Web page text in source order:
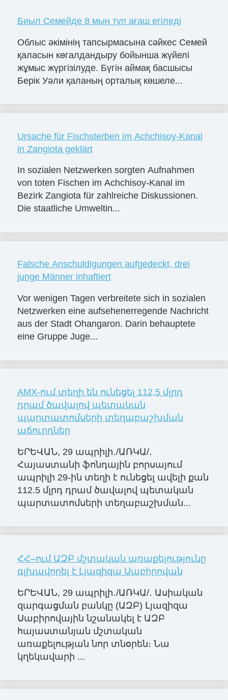
Биыл Семейде 8 мың түп ағаш егіледі
Облыс әкімінің тапсырмасына сәйкес Семей
қаласын көгалдандыру бойынша жүйелі
жұмыс жүргізілуде. Бүгін аймақ басшысы
Берік Уәли қаланың орталық көшеле...
Ursache für Fischsterben im Achchisoy-Kanal
in Zangiota geklärt
In sozialen Netzwerken sorgten Aufnahmen
von toten Fischen im Achchisoy-Kanal im
Bezirk Zangiota für zahlreiche Diskussionen.
Die staatliche Umweltin...
Falsche Anschuldigungen aufgedeckt, drei
junge Männer inhaftiert
Vor wenigen Tagen verbreitete sich in sozialen
Netzwerken eine aufsehenerregende Nachricht
aus der Stadt Ohangaron. Darin behauptete
eine Gruppe Juge...
AMX-ում տեղի են ունեցել 112,5 մլրդ
դրամ ծավալով պետական
պարտատոմսերի տեղաբաշխման
աճուրդներ
ԵՐԵՎԱՆ, 29 ապրիլի․/ԱՌԿԱ/․
Հայաստանի ֆոնդային բորսայում
ապրիլի 29-ին տեղի է ունեցել ավելի քան
112.5 մլրդ դրամ ծավալով պետական
պարտատոմսերի տեղաբաշխման...
ՀՀ–ում ԱԶԲ մշտական առաքելությունը
գլխավորել է Լյազիզա Սաբիրովան
ԵՐԵՎԱՆ, 29 ապրիլի․/ԱՌԿԱ/․ Ասիական
զարգացման բանկը (ԱԶԲ) Լյազիզա
Սաբիրովային նշանակել է ԱԶԲ
հայաստանյան մշտական
առաքելության նոր տնօրեն։ Նա
կղեկավարի ...